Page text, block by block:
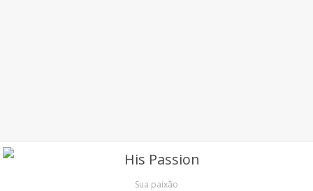
Sua paixão